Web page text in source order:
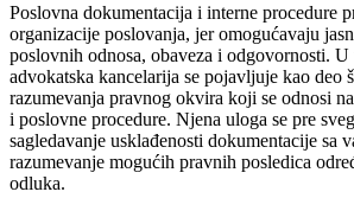
Poslovna dokumentacija i interne procedure
organizacije poslovanja, jer omogućavaju
poslovnih odnosa, obaveza i odgovornosti. U
advokatska kancelarija se pojavljuje kao deo
razumevanja pravnog okvira koji se odnosi
i poslovne procedure. Njena uloga se pre
sagledavanje usklađenosti dokumentacije sa
razumevanje mogućih pravnih posledica
odluka.